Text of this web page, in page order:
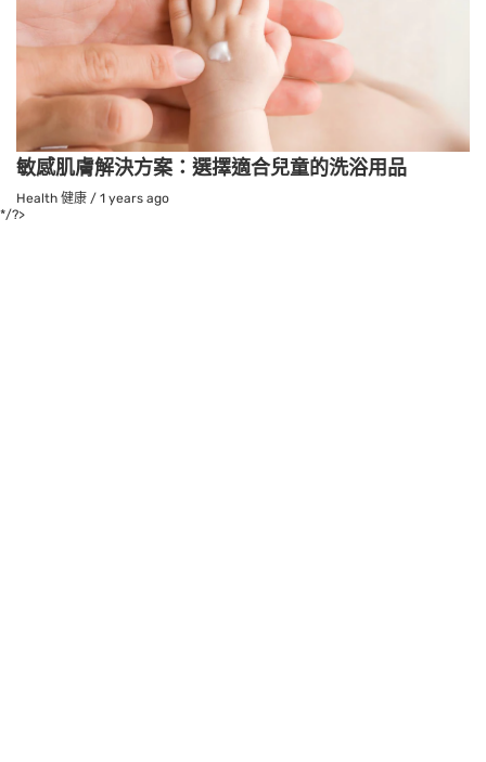
敏感肌膚解決方案：選擇適合兒童的洗浴用品
Health 健康 / 1 years ago
*/?>